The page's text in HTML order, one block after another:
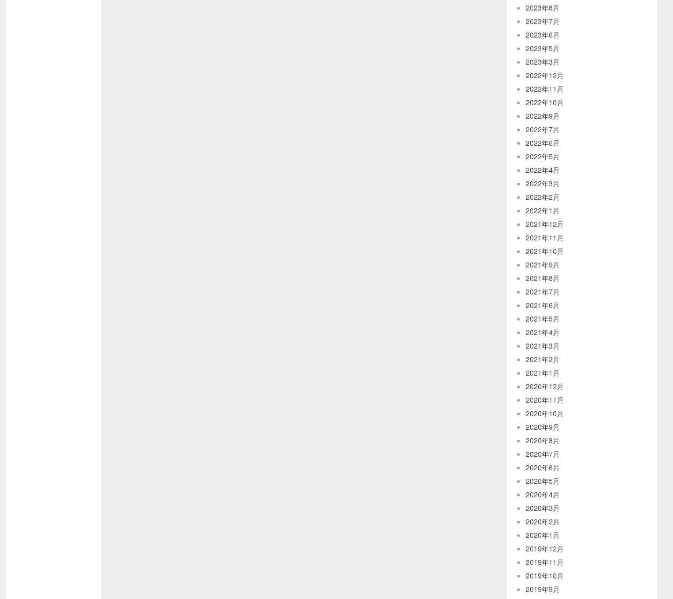
2023年8月
2023年7月
2023年6月
2023年5月
2023年3月
2022年12月
2022年11月
2022年10月
2022年9月
2022年7月
2022年6月
2022年5月
2022年4月
2022年3月
2022年2月
2022年1月
2021年12月
2021年11月
2021年10月
2021年9月
2021年8月
2021年7月
2021年6月
2021年5月
2021年4月
2021年3月
2021年2月
2021年1月
2020年12月
2020年11月
2020年10月
2020年9月
2020年8月
2020年7月
2020年6月
2020年5月
2020年4月
2020年3月
2020年2月
2020年1月
2019年12月
2019年11月
2019年10月
2019年9月